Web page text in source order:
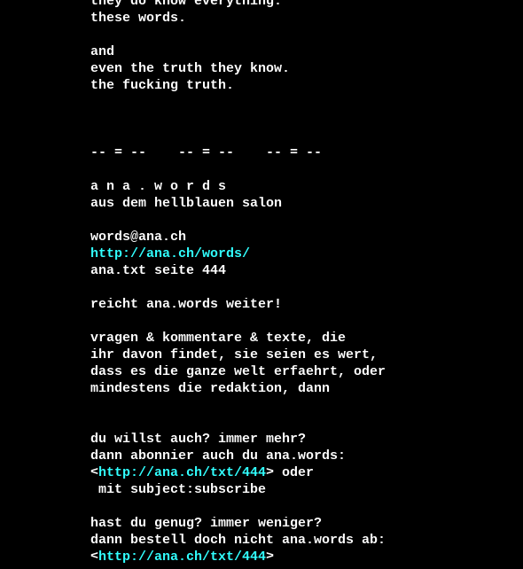
these words.
and
even the truth they know.
the fucking truth.
-- = --    -- = --    -- = --
a n a . w o r d s
aus dem hellblauen salon
http://ana.ch/words/
ana.txt seite 444
reicht ana.words weiter!
vragen & kommentare & texte, die
ihr davon findet, sie seien es wert,
dass es die ganze welt erfaehrt, oder
du willst auch? immer mehr?
dann abonnier auch du ana.words:
<http://ana.ch/txt/444
hast du genug? immer weniger?
dann bestell doch nicht ana.words ab:
<http://ana.ch/txt/444>